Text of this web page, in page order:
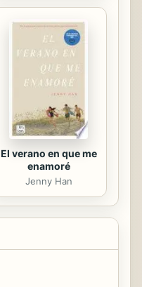
El verano en que me
enamoré
Jenny Han